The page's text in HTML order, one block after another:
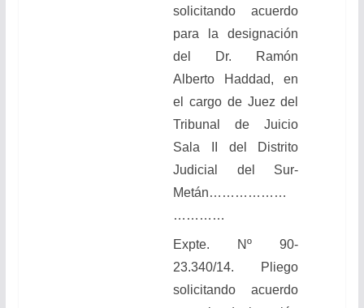
solicitando acuerdo
para la designación
del Dr. Ramón
Alberto Haddad, en
el cargo de Juez del
Tribunal de Juicio
Sala II del Distrito
Judicial del Sur-
Metán………………
…………
Expte. Nº 90-
23.340/14. Pliego
solicitando acuerdo